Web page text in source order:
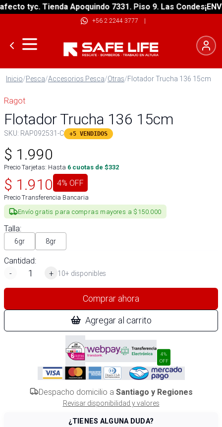
tyc. Tienda Apoquindo 7331. Piso 9. Las Condes
+56 2 2244 3777 |
Inicio/Pesca/Accesorios Pesca/Otras/Flotador Trucha 136 15cm
Ragot
Flotador Trucha 136 15cm
SKU: RAP092531-C +5 VENDIDOS
$ 1.990
Precio Tarjetas: Hasta 6 cuotas de $332
$ 1.910 4% OFF
Precio Transferencia Bancaria
Envío gratis para compras mayores a $150.000
Talla:
6gr 8gr
Cantidad:
-
+ 10+ disponibles
Comprar ahora
Agregar al carrito
4%
OFF
Despacho domicilio a Santiago y Regiones
Revisar disponibilidad y valores
¿TIENES ALGUNA DUDA?